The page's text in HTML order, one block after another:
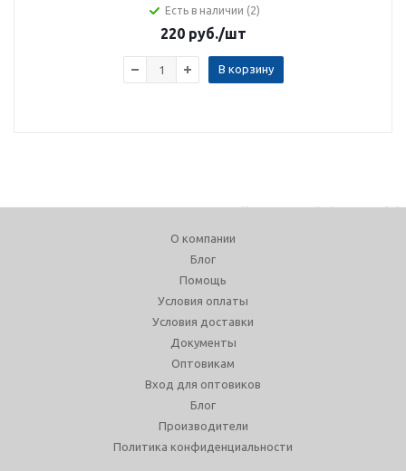
Есть в наличии (2)
220 руб./шт
В корзину
О компании
Блог
Помощь
Условия оплаты
Условия доставки
Документы
Оптовикам
Вход для оптовиков
Блог
Производители
Политика конфиденциальности